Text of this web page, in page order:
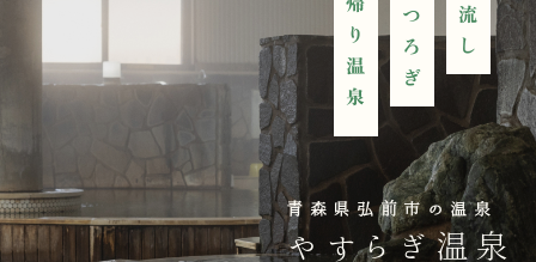
青森県弘前市の温泉
やすらぎ温泉